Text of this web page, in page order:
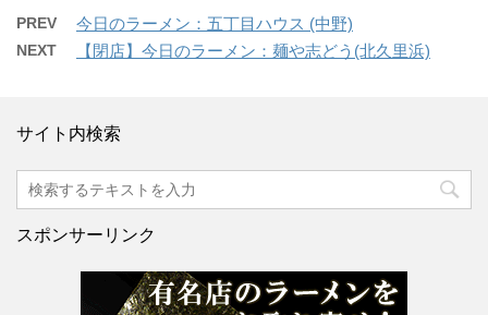
PREV 今日のラーメン：五丁目ハウス (中野)
NEXT 【閉店】今日のラーメン：麺や志どう(北久里浜)
サイト内検索
スポンサーリンク